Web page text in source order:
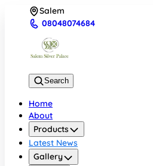
Salem
08048074684
Search
Home
About
Products
Latest News
Gallery